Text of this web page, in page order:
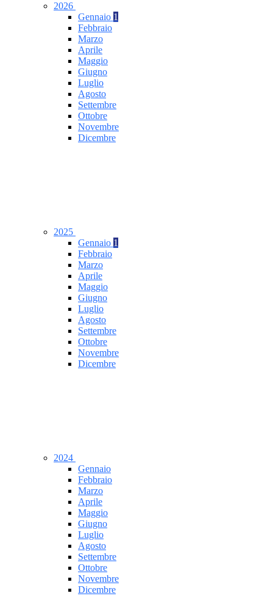
2026
Gennaio 1
Febbraio
Marzo
Aprile
Maggio
Giugno
Luglio
Agosto
Settembre
Ottobre
Novembre
Dicembre
2025
Gennaio 1
Febbraio
Marzo
Aprile
Maggio
Giugno
Luglio
Agosto
Settembre
Ottobre
Novembre
Dicembre
2024
Gennaio
Febbraio
Marzo
Aprile
Maggio
Giugno
Luglio
Agosto
Settembre
Ottobre
Novembre
Dicembre